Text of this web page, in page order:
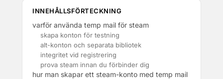
INNEHÅLLSFÖRTECKNING
varför använda temp mail för steam
skapa konton för testning
alt-konton och separata bibliotek
integritet vid registrering
prova steam innan du förbinder dig
hur man skapar ett steam-konto med temp mail